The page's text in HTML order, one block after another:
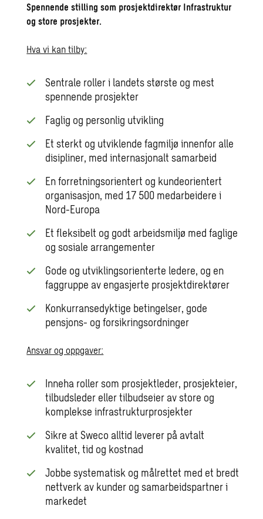
Spennende stilling som prosjektdirektør Infrastruktur
og store prosjekter.
Hva vi kan tilby:
Sentrale roller i landets største og mest
spennende prosjekter
Faglig og personlig utvikling
Et sterkt og utviklende fagmiljø innenfor alle
disipliner, med internasjonalt samarbeid
En forretningsorientert og kundeorientert
organisasjon, med 17 500 medarbeidere i
Nord-Europa
Et fleksibelt og godt arbeidsmiljø med faglige
og sosiale arrangementer
Gode og utviklingsorienterte ledere, og en
faggruppe av engasjerte prosjektdirektører
Konkurransedyktige betingelser, gode
pensjons- og forsikringsordninger
Ansvar og oppgaver:
Inneha roller som prosjektleder, prosjekteier,
tilbudsleder eller tilbudseier av store og
komplekse infrastrukturprosjekter
Sikre at Sweco alltid leverer på avtalt
kvalitet, tid og kostnad
Jobbe systematisk og målrettet med et bredt
nettverk av kunder og samarbeidspartner i
markedet